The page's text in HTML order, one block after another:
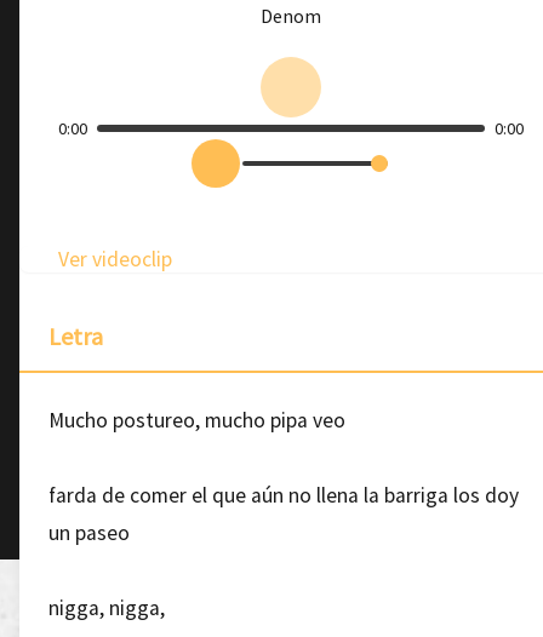
Denom
0:00 0:00
Ver videoclip
Letra
Mucho postureo, mucho pipa veo
farda de comer el que aún no llena la barriga los doy
un paseo
nigga, nigga,